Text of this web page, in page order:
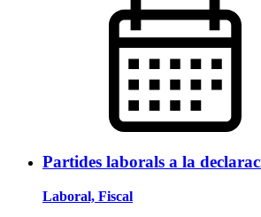
Partides laborals a la
Laboral, Fiscal